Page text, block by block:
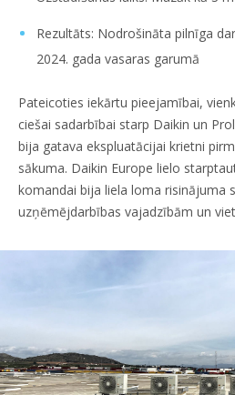
Rezultāts: Nodrošināta pilnīga
2024. gada vasaras garumā
Pateicoties iekārtu pieejamībai,
ciešai sadarbībai starp Daikin un
bija gatava ekspluatācijai krietni
sākuma. Daikin Europe lielo
komandai bija liela loma risinājuma
uzņēmējdarbības vajadzībām un